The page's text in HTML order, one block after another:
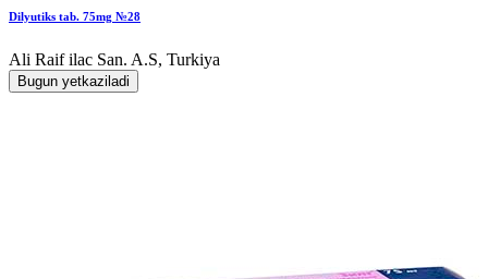
Dilyutiks tab. 75mg №28
Ali Raif ilac San. A.S, Turkiya
Bugun yetkaziladi